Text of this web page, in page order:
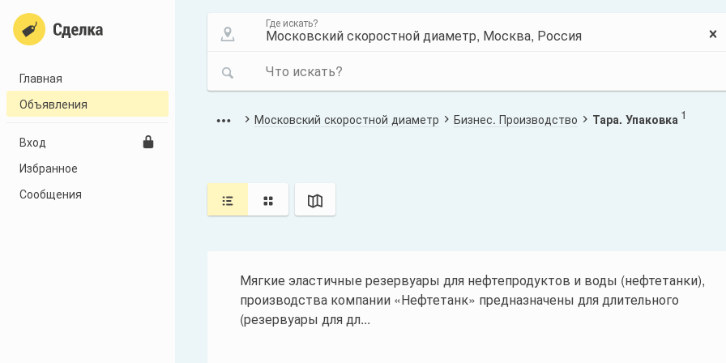
Главная
Объявления
Вход
Избранное
Сообщения
Где искать?
Что искать?
Московский скоростной диаметр Бизнес. Производство Тара. Упаковка 1
Мягкие эластичные резервуары для нефтепродуктов и воды (нефтетанки),
производства компании «Нефтетанк» предназначены для длительного
(резервуары для дл...